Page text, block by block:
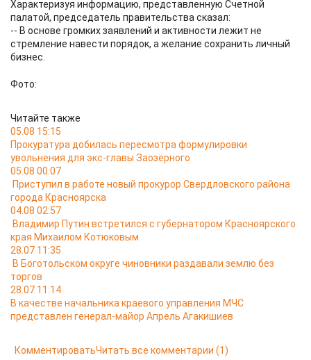
Характеризуя информацию, представленную Счетной
палатой, председатель правительства сказал:
-- В основе громких заявлений и активности лежит не
стремление навести порядок, а желание сохранить личный
бизнес.
Фото:
Читайте также
05.08 15:15
Прокуратура добилась пересмотра формулировки
увольнения для экс-главы Заозёрного
05.08 00:07
Приступил в работе новый прокурор Свердловского района
города Красноярска
04.08 02:57
Владимир Путин встретился с губернатором Красноярского
края Михаилом Котюковым
28.07 11:35
В Боготольском округе чиновники раздавали землю без
торгов
28.07 11:14
В качестве начальника краевого управления МЧС
представлен генерал-майор Апрель Агакишиев
КомментироватьЧитать все комментарии (1)